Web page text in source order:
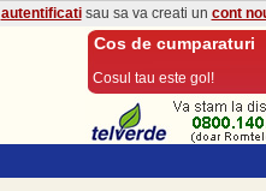
autentificatisau sa va creati un cont
Cos de cumparaturi
Cosul tau este gol!